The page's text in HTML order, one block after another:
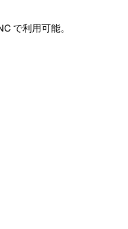
で利用可能。